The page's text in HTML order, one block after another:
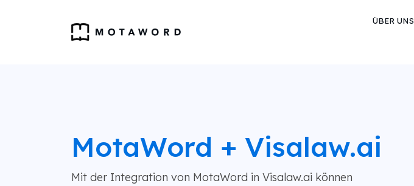
ÜBER UNS
MotaWord + Visalaw.ai
Mit der Integration von MotaWord in Visalaw.ai können